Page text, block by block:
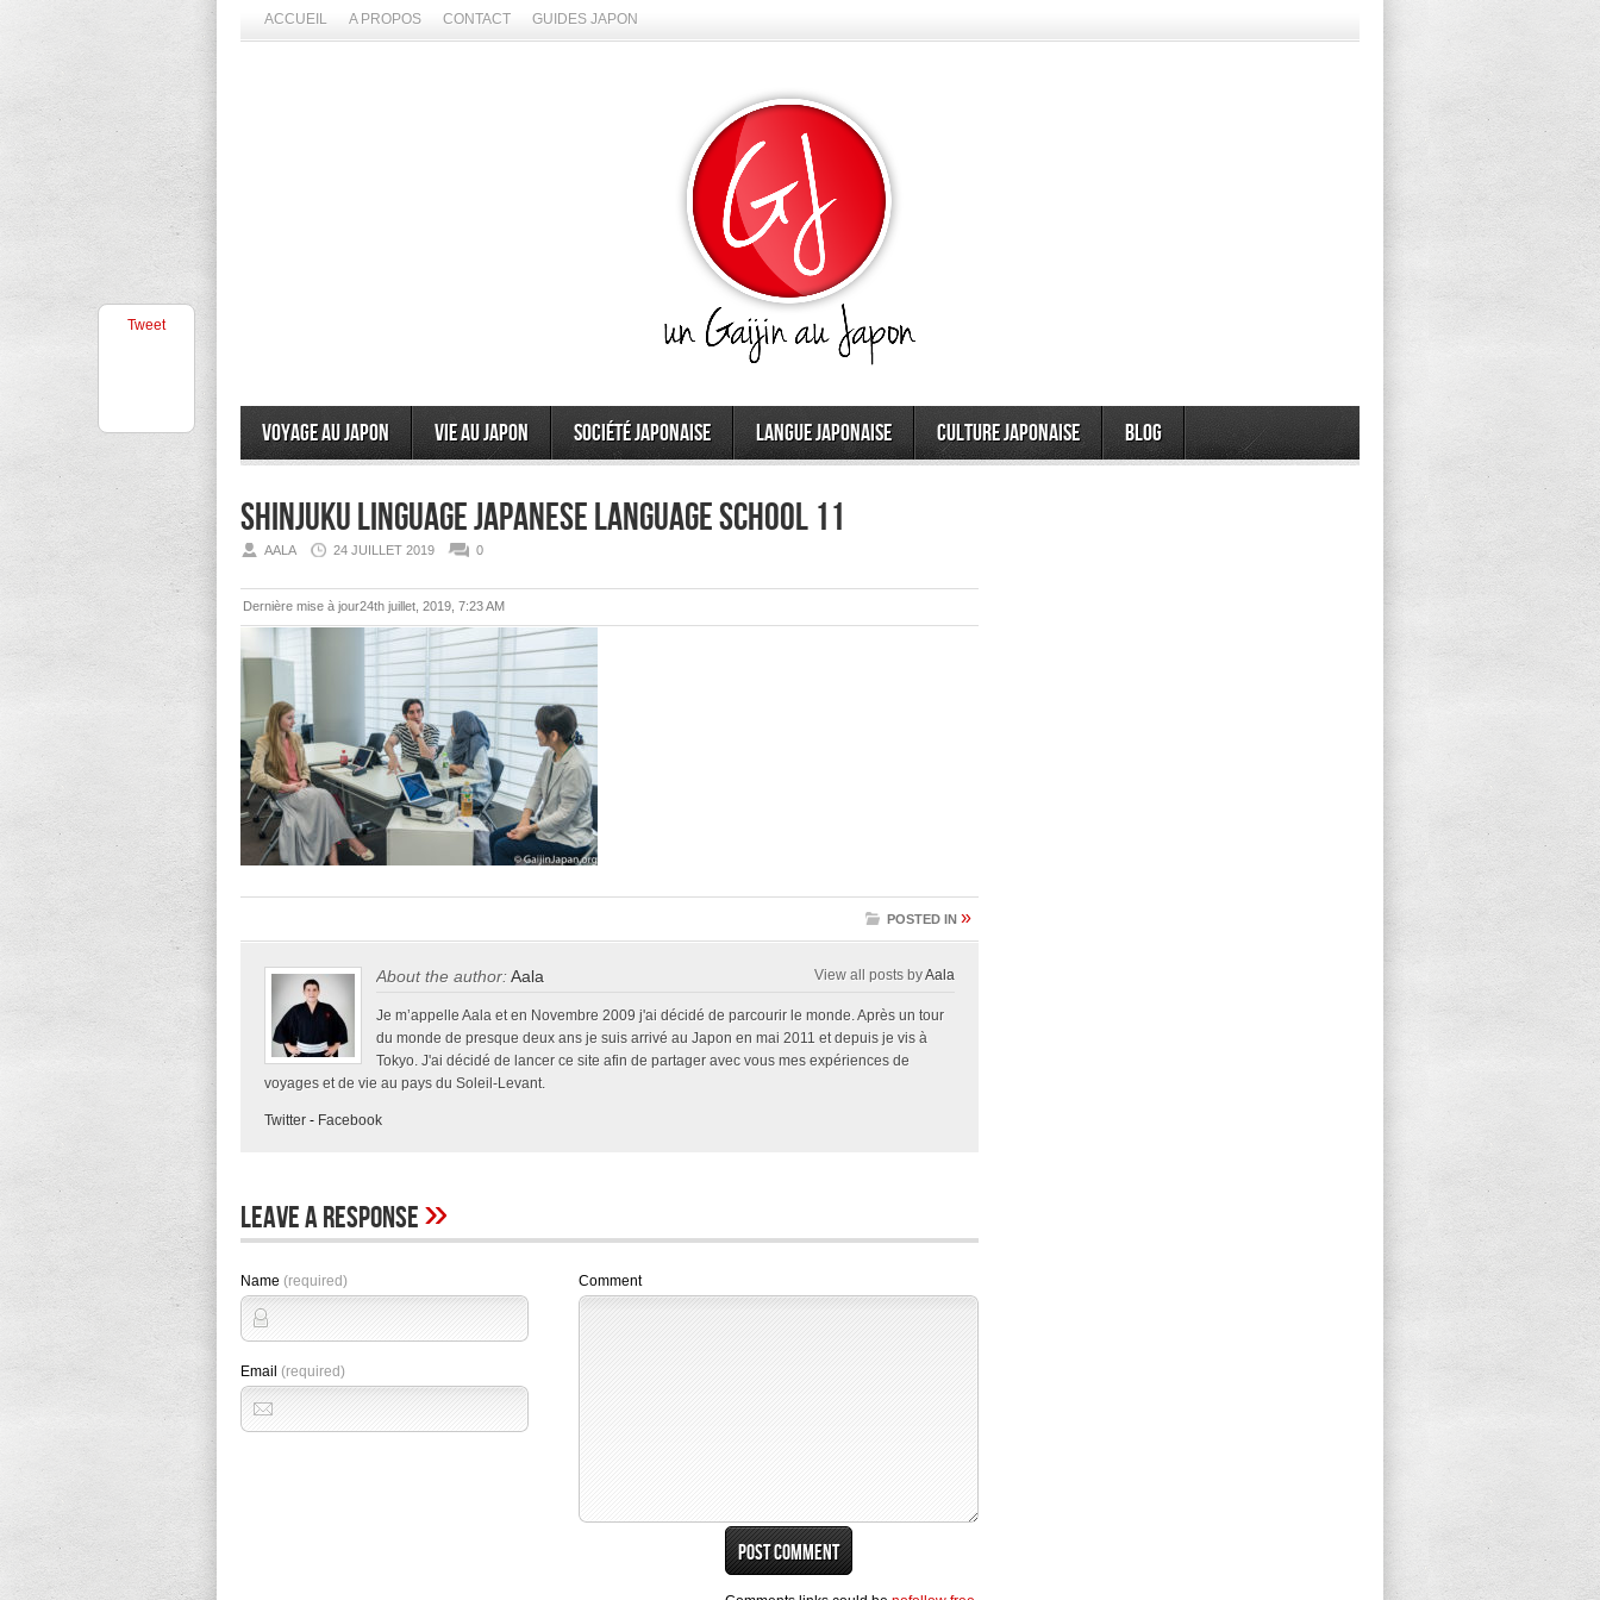
ACCUEIL A PROPOS CONTACT GUIDES JAPON
Voyage au Japon Vie au Japon Société japonaise Langue japonaise Culture japonaise Blog
Shinjuku Linguage Japanese Language School 11
AALA 24 JUILLET 2019 0
Dernière mise à jour24th juillet, 2019, 7:23 AM
Tweet
POSTED IN »
About the author:Aala View all posts byAala
Je m’appelle Aala et en Novembre 2009 j'ai décidé de parcourir le monde. Après un tour
du monde de presque deux ans je suis arrivé au Japon en mai 2011 et depuis je vis à
Tokyo. J'ai décidé de lancer ce site afin de partager avec vous mes expériences de
voyages et de vie au pays du Soleil-Levant.
Twitter - Facebook
Leave A Response»
Name (required)
Email (required)
Comment